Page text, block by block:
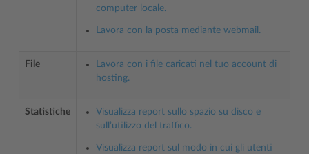
computer locale.
Lavora con la posta mediante webmail.
File
Lavora con i file caricati nel tuo account di
hosting.
Statistiche
Visualizza report sullo spazio su disco e
sull’utilizzo del traffico.
Visualizza report sul modo in cui gli utenti